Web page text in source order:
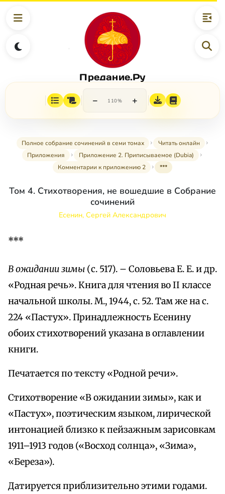
Предание.Ру
− 110% +
Полное собрание сочинений в семи томах
Читать онлайн
Приложения
Приложение 2. Приписываемое (Dubia)
Комментарии к приложению 2
***
Том 4. Стихотворения, не вошедшие в Собрание
сочинений
Есенин, Сергей Александрович
***
В ожидании зимы (с. 517). – Соловьева Е. Е. и др.
«Родная речь». Книга для чтения во II классе
начальной школы. М., 1944, с. 52. Там же на с.
224 «Пастух». Принадлежность Есенину
обоих стихотворений указана в оглавлении
книги.
Печатается по тексту «Родной речи».
Стихотворение «В ожидании зимы», как и
«Пастух», поэтическим языком, лирической
интонацией близко к пейзажным зарисовкам
1911–1913 годов («Восход солнца», «Зима»,
«Береза»).
Датируется приблизительно этими годами.